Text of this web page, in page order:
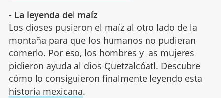
- La leyenda del maíz
Los dioses pusieron el maíz al otro lado de la
montaña para que los humanos no pudieran
comerlo. Por eso, los hombres y las mujeres
pidieron ayuda al dios Quetzalcóatl. Descubre
cómo lo consiguieron finalmente leyendo esta
historia mexicana.